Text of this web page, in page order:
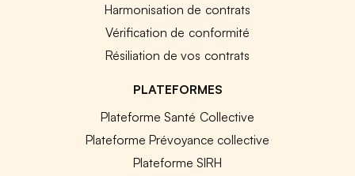
Harmonisation de contrats
Vérification de conformité
Résiliation de vos contrats
PLATEFORMES
Plateforme Santé Collective
Plateforme Prévoyance collective
Plateforme SIRH